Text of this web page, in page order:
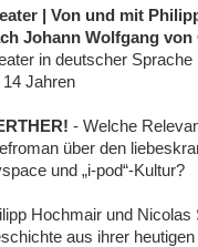
| Von und mit
Johann Wolfgang von
in deutscher
14 Jahren
- Welche
über den
und „i-pod“-Kultur?
Hochmair und
aus ihrer